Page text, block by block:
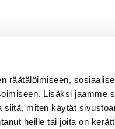
räätälöimiseen,
Lisäksi jaamme
miten käytät
heille tai joita on